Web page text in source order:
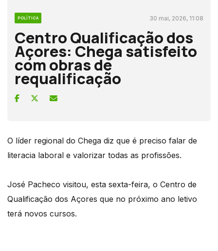
POLÍTICA 30 mai, 2026, 11:08
Centro Qualificação dos
Açores: Chega satisfeito
com obras de
requalificação
O líder regional do Chega diz que é preciso falar de
literacia laboral e valorizar todas as profissões.
José Pacheco visitou, esta sexta-feira, o Centro de
Qualificação dos Açores que no próximo ano letivo
terá novos cursos.